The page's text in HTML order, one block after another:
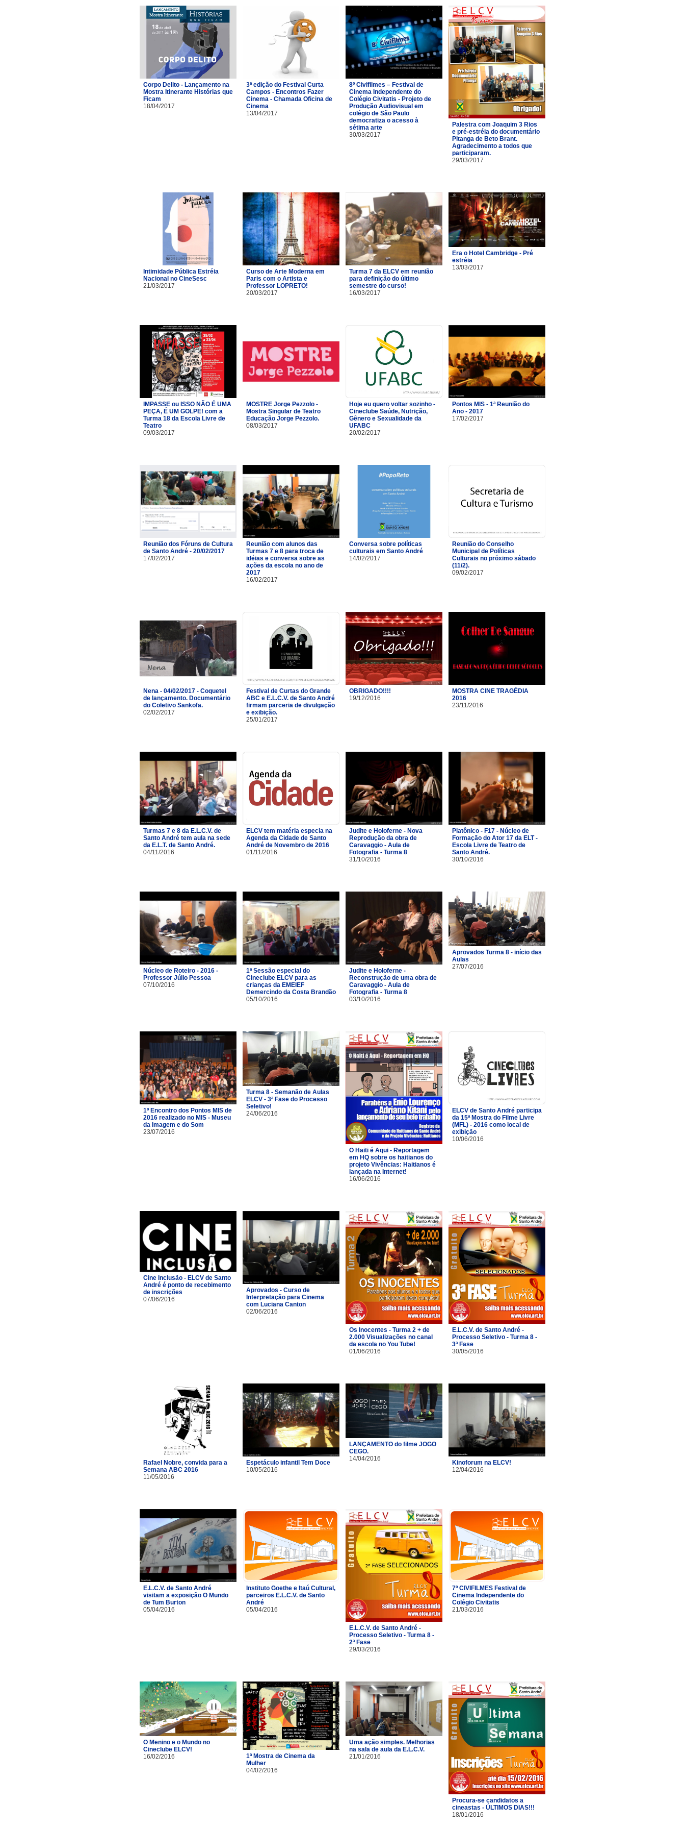
Corpo Delito - Lançamento na
Mostra Itinerante Histórias que
Ficam
18/04/2017
3ª edição do Festival Curta
Campos - Encontros Fazer
Cinema - Chamada Oficina de
Cinema
13/04/2017
8º Civifilmes – Festival de
Cinema Independente do
Colégio Civitatis - Projeto de
Produção Audiovisual em
colégio de São Paulo
democratiza o acesso à
sétima arte
30/03/2017
Palestra com Joaquim 3 Rios
e pré-estréia do documentário
Pitanga de Beto Brant.
Agradecimento a todos que
participaram.
29/03/2017
Intimidade Pública Estréia
Nacional no CineSesc
21/03/2017
Curso de Arte Moderna em
Paris com o Artista e
Professor LOPRETO!
20/03/2017
Turma 7 da ELCV em reunião
para definição do último
semestre do curso!
16/03/2017
Era o Hotel Cambridge - Pré
estréia
13/03/2017
IMPASSE ou ISSO NÃO É UMA
PEÇA, É UM GOLPE! com a
Turma 18 da Escola Livre de
Teatro​
09/03/2017
MOSTRE Jorge Pezzolo -
Mostra Singular de Teatro
Educação Jorge Pezzolo.
08/03/2017
Hoje eu quero voltar sozinho -
Cineclube Saúde, Nutrição,
Gênero e Sexualidade da
UFABC
20/02/2017
Pontos MIS - 1ª Reunião do
Ano - 2017
17/02/2017
Reunião dos Fóruns de Cultura
de Santo André - 20/02/2017
17/02/2017
Reunião com alunos das
Turmas 7 e 8 para troca de
idéias e conversa sobre as
ações da escola no ano de
2017
16/02/2017
Conversa sobre políticas
culturais em Santo André
14/02/2017
Reunião do Conselho
Municipal de Políticas
Culturais no próximo sábado
(11/2).
09/02/2017
Nena - 04/02/2017 - Coquetel
de lançamento. Documentário
do Coletivo Sankofa.
02/02/2017
Festival de Curtas do Grande
ABC e E.L.C.V. de Santo André
firmam parceria de divulgação
e exibição.
25/01/2017
OBRIGADO!!!!
19/12/2016
MOSTRA CINE TRAGÉDIA
2016
23/11/2016
Turmas 7 e 8 da E.L.C.V. de
Santo André tem aula na sede
da E.L.T. de Santo André.
04/11/2016
ELCV tem matéria especia na
Agenda da Cidade de Santo
André de Novembro de 2016
01/11/2016
Judite e Holoferne - Nova
Reprodução da obra de
Caravaggio - Aula de
Fotografia - Turma 8
31/10/2016
Platônico - F17 - Núcleo de
Formação do Ator 17 da ELT -
Escola Livre de Teatro de
Santo André.
30/10/2016
Núcleo de Roteiro - 2016 -
Professor Júlio Pessoa
07/10/2016
1ª Sessão especial do
Cineclube ELCV para as
crianças da EMEIEF
Demercindo da Costa Brandão
05/10/2016
Judite e Holoferne -
Reconstrução de uma obra de
Caravaggio - Aula de
Fotografia - Turma 8
03/10/2016
Aprovados Turma 8 - início das
Aulas
27/07/2016
1º Encontro dos Pontos MIS de
2016 realizado no MIS - Museu
da Imagem e do Som
23/07/2016
Turma 8 - Semanão de Aulas
ELCV - 3ª Fase do Processo
Seletivo!
24/06/2016
O Haiti é Aqui - Reportagem
em HQ sobre os haitianos do
projeto Vivências: Haitianos é
lançada na Internet!
16/06/2016
ELCV de Santo André participa
da 15ª Mostra do Filme Livre
(MFL) - 2016 como local de
exibição
10/06/2016
Cine Inclusão - ELCV de Santo
André é ponto de recebimento
de inscrições
07/06/2016
Aprovados - Curso de
Interpretação para Cinema
com Luciana Canton
02/06/2016
Os Inocentes - Turma 2 + de
2.000 Visualizações no canal
da escola no You Tube!
01/06/2016
E.L.C.V. de Santo André -
Processo Seletivo - Turma 8 -
3ª Fase
30/05/2016
Rafael Nobre, convida para a
Semana ABC 2016
11/05/2016
Espetáculo infantil Tem Doce
10/05/2016
LANÇAMENTO do filme JOGO
CEGO.
14/04/2016
Kinoforum na ELCV!
12/04/2016
E.L.C.V. de Santo André
visitam a exposição O Mundo
de Tum Burton
05/04/2016
Instituto Goethe e Itaú Cultural,
parceiros E.L.C.V. de Santo
André
05/04/2016
E.L.C.V. de Santo André -
Processo Seletivo - Turma 8 -
2ª Fase
29/03/2016
7º CIVIFILMES Festival de
Cinema Independente do
Colégio Civitatis
21/03/2016
O Menino e o Mundo no
Cineclube ELCV!
16/02/2016
1ª Mostra de Cinema da
Mulher
04/02/2016
Uma ação simples. Melhorias
na sala de aula da E.L.C.V.
21/01/2016
Procura-se candidatos a
cineastas - ÚLTIMOS DIAS!!!
18/01/2016